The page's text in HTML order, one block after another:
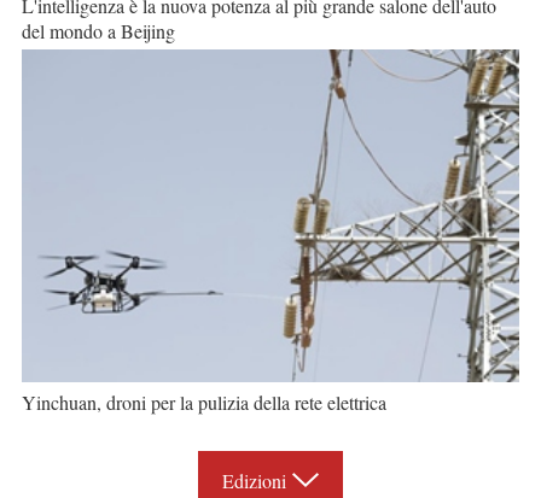
L'intelligenza è la nuova potenza al più grande salone dell'auto
del mondo a Beijing
Yinchuan, droni per la pulizia della rete elettrica
Edizioni